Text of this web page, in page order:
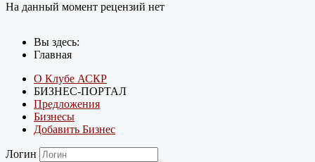
На данный момент рецензий нет
Вы здесь:
Главная
О Клубе АСКР
БИЗНЕС-ПОРТАЛ
Предложения
Бизнесы
Добавить Бизнес
Логин